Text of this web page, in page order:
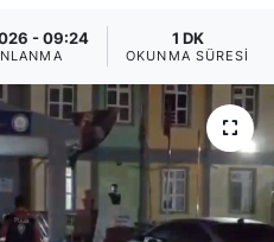
- 09:24 1 DK
OKUNMA SÜRESI